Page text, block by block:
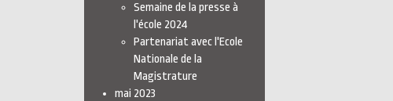
Semaine de la presse à
l'école 2024
Partenariat avec l'Ecole
Nationale de la
Magistrature
mai 2023